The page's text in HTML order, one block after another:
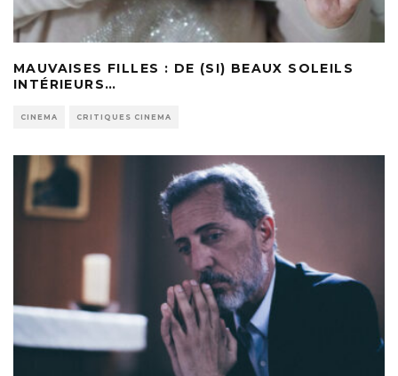
MAUVAISES FILLES : DE (SI) BEAUX SOLEILS
INTÉRIEURS…
CINEMA CRITIQUES CINEMA